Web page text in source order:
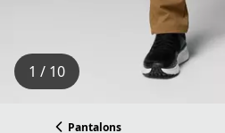
1 / 10
Pantalons